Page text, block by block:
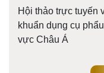
Hội thảo trực tuyến
khuẩn dụng cụ
vực Châu Á